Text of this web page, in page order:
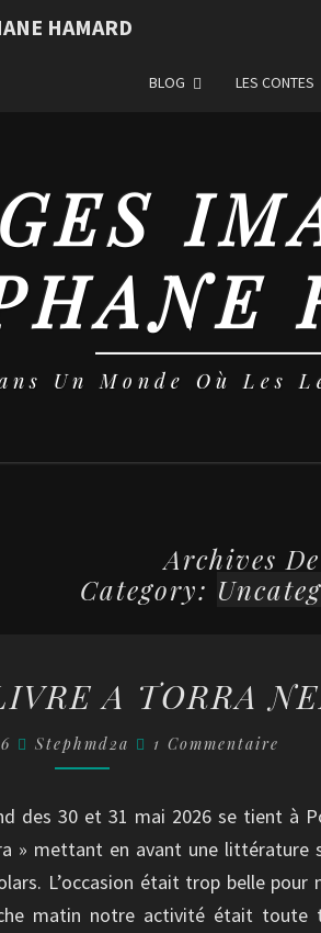
HAMARD
BLOG LES CONTES
Un Monde Où Les
Archives De
Category:
DU
LIVRE
A
A TORRA
Stephmd2a Commentaires
1 Commentaire
des 30 et 31 mai 2026 se tient à
» mettant en avant une littérature
L’occasion était trop belle pour
matin notre activité était toute